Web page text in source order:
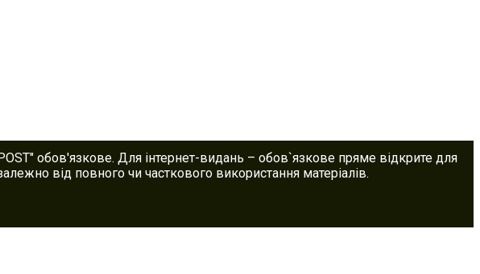
обов'язкове. Для інтернет-видань – обов`язкове пряме відкрите для
від повного чи часткового використання матеріалів.